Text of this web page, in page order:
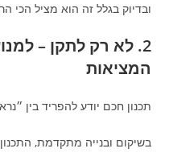
ובדיוק בגלל זה הוא מציל הכי
2. לא רק לתקן –
המציאות
תכנון חכם יודע להפריד בין
בשיקום ובנייה מתקדמת,